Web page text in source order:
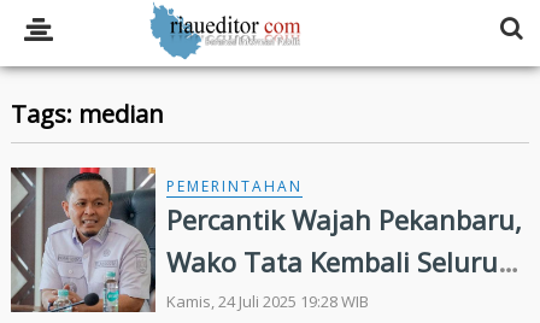
Tags: median
PEMERINTAHAN
Percantik Wajah Pekanbaru,
Wako Tata Kembali Seluruh
Taman Median Jalan
Kamis, 24 Juli 2025 19:28 WIB